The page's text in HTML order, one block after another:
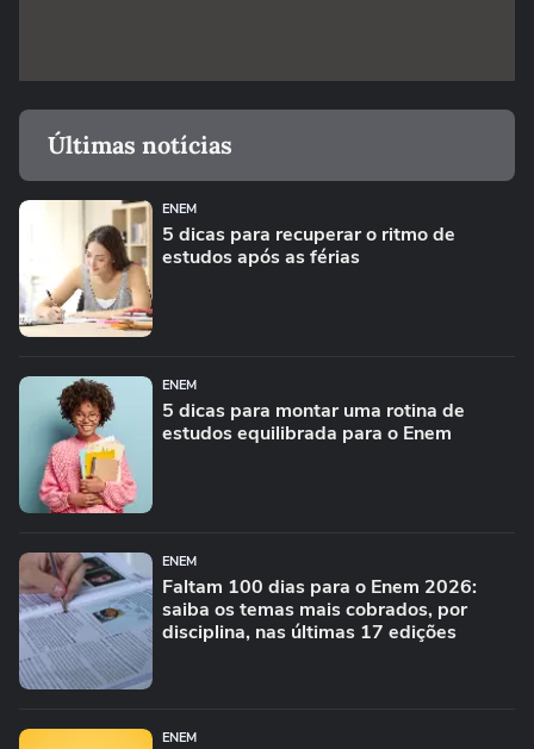
Últimas notícias
ENEM
5 dicas para recuperar o ritmo de
estudos após as férias
ENEM
5 dicas para montar uma rotina de
estudos equilibrada para o Enem
ENEM
Faltam 100 dias para o Enem 2026:
saiba os temas mais cobrados, por
disciplina, nas últimas 17 edições
ENEM